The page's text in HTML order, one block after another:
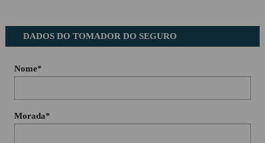
DADOS DO TOMADOR DO SEGURO
Nome*
Morada*